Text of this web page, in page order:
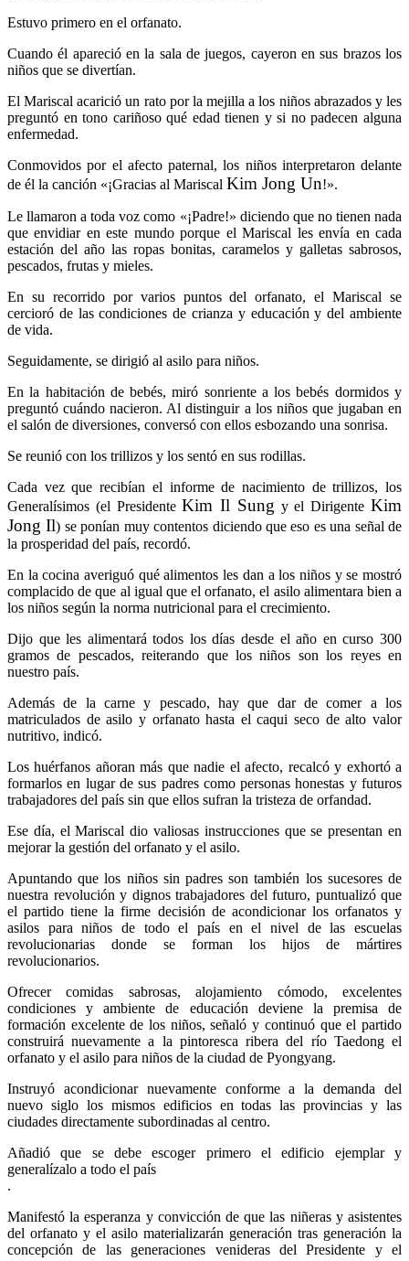
Estuvo primero en el orfanato.
Cuando él apareció en la sala de juegos, cayeron en sus brazos los
niños que se divertían.
El Mariscal acarició un rato por la mejilla a los niños abrazados y les
preguntó en tono cariñoso qué edad tienen y si no padecen alguna
enfermedad.
Conmovidos por el afecto paternal, los niños interpretaron delante
de él la canción «¡Gracias al Mariscal Kim Jong Un!».
Le llamaron a toda voz como «¡Padre!» diciendo que no tienen nada
que envidiar en este mundo porque el Mariscal les envía en cada
estación del año las ropas bonitas, caramelos y galletas sabrosos,
pescados, frutas y mieles.
En su recorrido por varios puntos del orfanato, el Mariscal se
cercioró de las condiciones de crianza y educación y del ambiente
de vida.
Seguidamente, se dirigió al asilo para niños.
En la habitación de bebés, miró sonriente a los bebés dormidos y
preguntó cuándo nacieron. Al distinguir a los niños que jugaban en
el salón de diversiones, conversó con ellos esbozando una sonrisa.
Se reunió con los trillizos y los sentó en sus rodillas.
Cada vez que recibían el informe de nacimiento de trillizos, los
Generalísimos (el Presidente Kim Il Sung y el Dirigente Kim
Jong Il) se ponían muy contentos diciendo que eso es una señal de
la prosperidad del país, recordó.
En la cocina averiguó qué alimentos les dan a los niños y se mostró
complacido de que al igual que el orfanato, el asilo alimentara bien a
los niños según la norma nutricional para el crecimiento.
Dijo que les alimentará todos los días desde el año en curso 300
gramos de pescados, reiterando que los niños son los reyes en
nuestro país.
Además de la carne y pescado, hay que dar de comer a los
matriculados de asilo y orfanato hasta el caqui seco de alto valor
nutritivo, indicó.
Los huérfanos añoran más que nadie el afecto, recalcó y exhortó a
formarlos en lugar de sus padres como personas honestas y futuros
trabajadores del país sin que ellos sufran la tristeza de orfandad.
Ese día, el Mariscal dio valiosas instrucciones que se presentan en
mejorar la gestión del orfanato y el asilo.
Apuntando que los niños sin padres son también los sucesores de
nuestra revolución y dignos trabajadores del futuro, puntualizó que
el partido tiene la firme decisión de acondicionar los orfanatos y
asilos para niños de todo el país en el nivel de las escuelas
revolucionarias donde se forman los hijos de mártires
revolucionarios.
Ofrecer comidas sabrosas, alojamiento cómodo, excelentes
condiciones y ambiente de educación deviene la premisa de
formación excelente de los niños, señaló y continuó que el partido
construirá nuevamente a la pintoresca ribera del río Taedong el
orfanato y el asilo para niños de la ciudad de Pyongyang.
Instruyó acondicionar nuevamente conforme a la demanda del
nuevo siglo los mismos edificios en todas las provincias y las
ciudades directamente subordinadas al centro.
Añadió que se debe escoger primero el edificio ejemplar y
generalízalo a todo el país
.
Manifestó la esperanza y convicción de que las niñeras y asistentes
del orfanato y el asilo materializarán generación tras generación la
concepción de las generaciones venideras del Presidente y el